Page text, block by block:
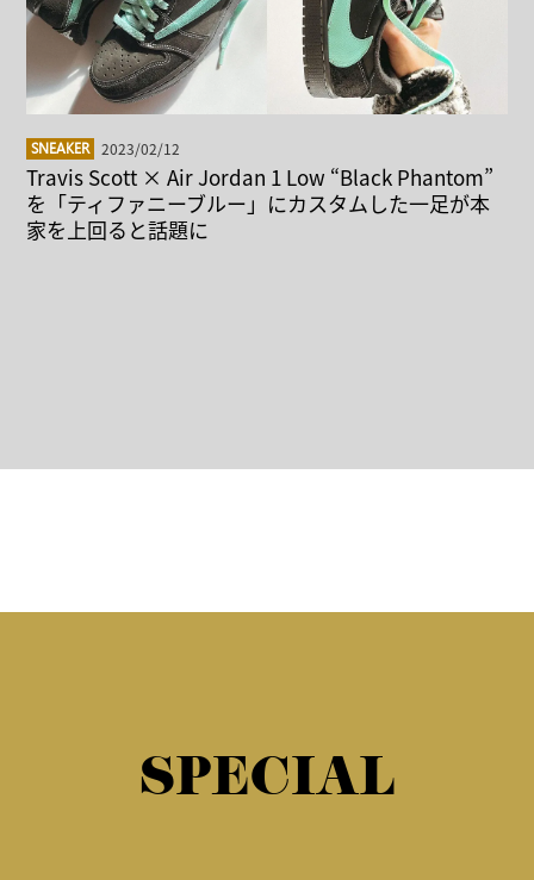
SNEAKER 2023/02/12
Travis Scott × Air Jordan 1 Low “Black Phantom”
を「ティファニーブルー」にカスタムした一足が本
家を上回ると話題に
SPECIAL